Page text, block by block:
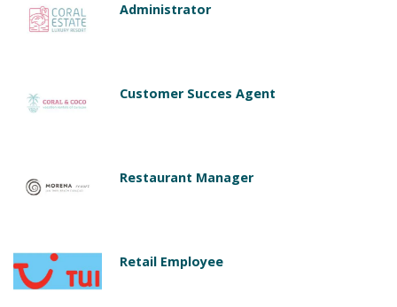
Administrator
Customer Succes Agent
Restaurant Manager
Retail Employee